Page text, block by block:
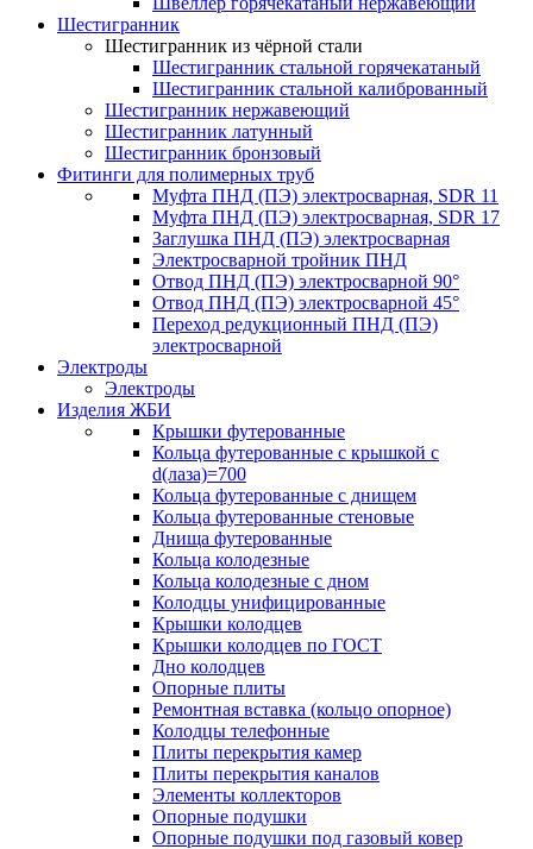
Шестигранник
Шестигранник из чёрной стали
Шестигранник стальной горячекатаный
Шестигранник стальной калиброванный
Шестигранник нержавеющий
Шестигранник латунный
Шестигранник бронзовый
Фитинги для полимерных труб
Муфта ПНД (ПЭ) электросварная, SDR 11
Муфта ПНД (ПЭ) электросварная, SDR 17
Заглушка ПНД (ПЭ) электросварная
Электросварной тройник ПНД
Отвод ПНД (ПЭ) электросварной 90°
Отвод ПНД (ПЭ) электросварной 45°
Переход редукционный ПНД (ПЭ)
электросварной
Электроды
Электроды
Изделия ЖБИ
Крышки футерованные
Кольца футерованные с крышкой с
d(лаза)=700
Кольца футерованные с днищем
Кольца футерованные стеновые
Днища футерованные
Кольца колодезные
Кольца колодезные с дном
Колодцы унифицированные
Крышки колодцев
Крышки колодцев по ГОСТ
Дно колодцев
Опорные плиты
Ремонтная вставка (кольцо опорное)
Колодцы телефонные
Плиты перекрытия камер
Плиты перекрытия каналов
Элементы коллекторов
Опорные подушки
Опорные подушки под газовый ковер